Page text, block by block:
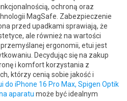
ochroną oraz
MagSafe. Zabezpieczenie
przed upadkami sprawiają, że
ale również na wartości
ergonomii, etui jest
Decydując się na zakup
i komfort korzystania z
którzy cenią sobie jakość i
do iPhone 16 Pro Max, Spigen Optik
aparatu może być idealnym